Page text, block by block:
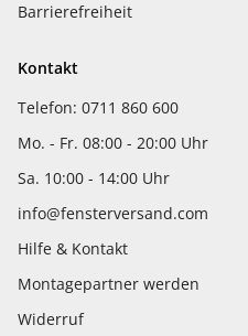
Barrierefreiheit
Kontakt
Telefon: 0711 860 600
Mo. - Fr. 08:00 - 20:00 Uhr
Sa. 10:00 - 14:00 Uhr
info@fensterversand.com
Hilfe & Kontakt
Montagepartner werden
Widerruf